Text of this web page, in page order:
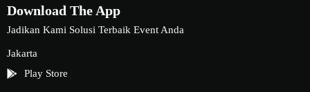
Download The App
Jadikan Kami Solusi Terbaik Event Anda
Jakarta
Play Store